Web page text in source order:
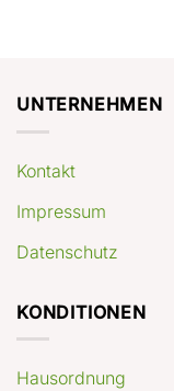
UNTERNEHMEN
Kontakt
Impressum
Datenschutz
KONDITIONEN
Hausordnung